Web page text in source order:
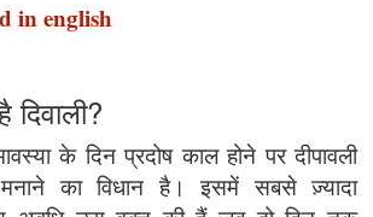
in english
के दिन प्रदोष काल होने पर दीपावली
मनाने का विधान है। इसमें सबसे ज़्यादा